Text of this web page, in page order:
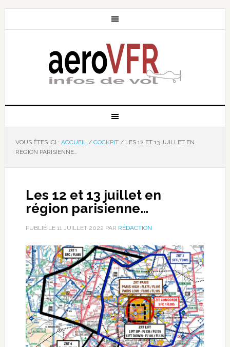
VOUS ÊTES ICI : ACCUEIL / COCKPIT /LES 12 ET 13 JUILLET EN
RÉGION PARISIENNE…
Les 12 et 13 juillet en
région parisienne…
PUBLIÉ LE 11 JUILLET 2022 PAR RÉDACTION